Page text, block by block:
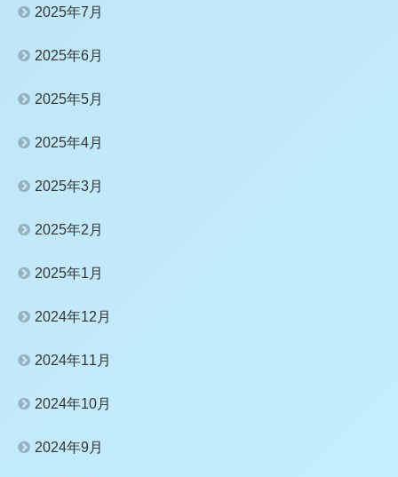
2025年7月
2025年6月
2025年5月
2025年4月
2025年3月
2025年2月
2025年1月
2024年12月
2024年11月
2024年10月
2024年9月